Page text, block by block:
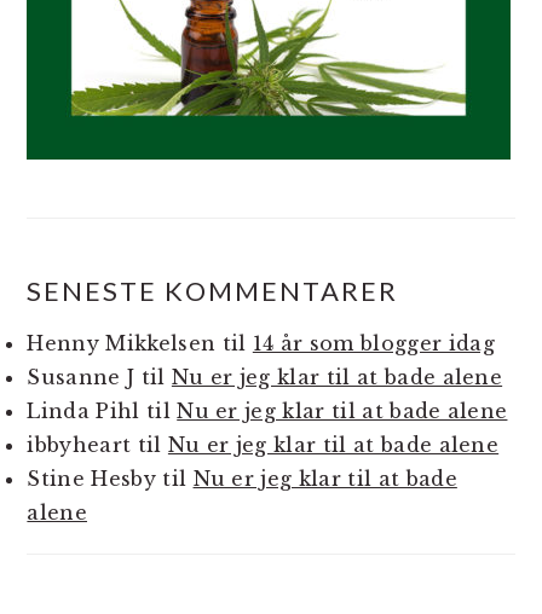
SENESTE KOMMENTARER
Henny Mikkelsen til 14 år som blogger idag
Susanne J til Nu er jeg klar til at bade alene
Linda Pihl tilNu er jeg klar til at bade alene
ibbyheart til Nu er jeg klar til at bade alene
Stine Hesbytil Nu er jeg klar til at bade
alene